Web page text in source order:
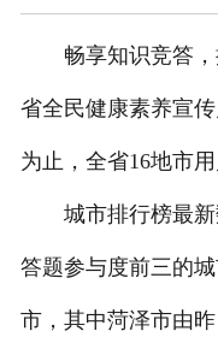
畅享知识竞答，
省全民健康素养宣
为止，全省16地市
城市排行榜最新
答题参与度前三的
市，其中菏泽市由